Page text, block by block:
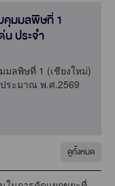
คุมมลพิษที่ 1
น ประจำ
ลพิษที่ 1 (เชียงใหม่)
ระมาณ พ.ศ.2569
ดูทั้งหมด